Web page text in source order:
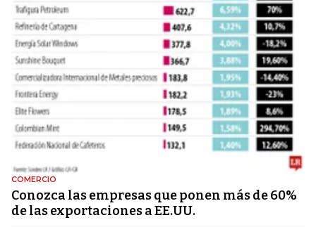
COMERCIO
Conozca las empresas que ponen más de 60%
de las exportaciones a EE.UU.